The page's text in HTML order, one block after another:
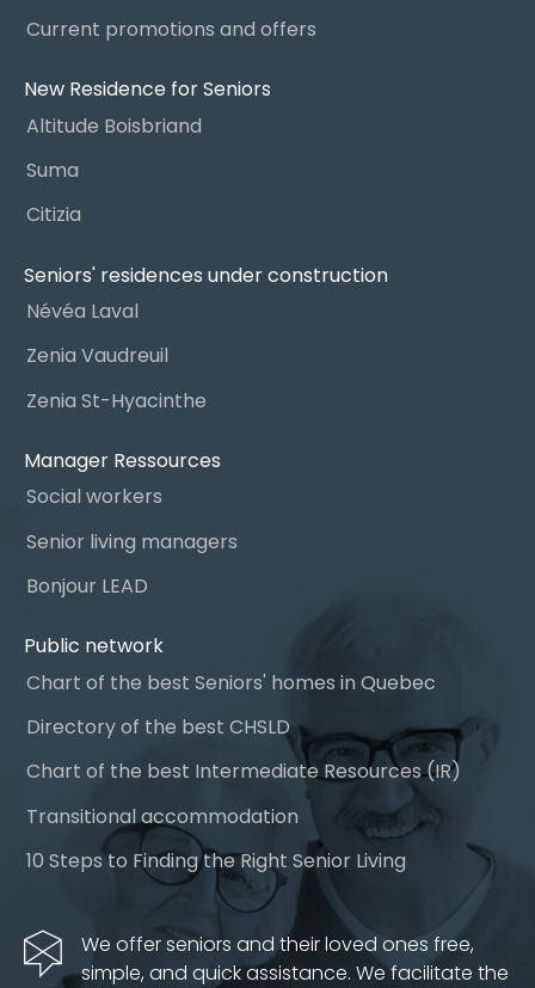
Current promotions and offers
New Residence for Seniors
Altitude Boisbriand
Suma
Citizia
Seniors' residences under construction
Névéa Laval
Zenia Vaudreuil
Zenia St-Hyacinthe
Manager Ressources
Social workers
Senior living managers
Bonjour LEAD
Public network
Chart of the best Seniors' homes in Quebec
Directory of the best CHSLD
Chart of the best Intermediate Resources (IR)
Transitional accommodation
10 Steps to Finding the Right Senior Living
We offer seniors and their loved ones free,
simple, and quick assistance. We facilitate the